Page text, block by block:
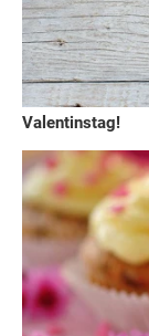
Valentinstag!